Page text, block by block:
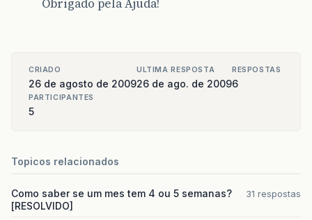
CRIADO
26 de agosto de 2009
ULTIMA RESPOSTA
26 de ago. de 2009
RESPOSTAS
6
PARTICIPANTES
5
Topicos relacionados
Como saber se um mes tem 4 ou 5 semanas?
[RESOLVIDO]
31 respostas